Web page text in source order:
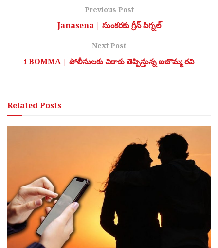
Previous Post
Janasena | సుంక‌ర‌కు గ్రీన్ సిగ్న‌ల్
Next Post
i BOMMA | పోలీసులకు చికాకు తెప్పిస్తున్న ఐబొమ్మ రవి
RelatedPosts